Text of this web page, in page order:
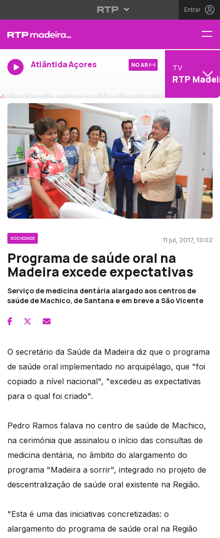
Entrar
Atlântida Açores NO AR TV
RTP
SOCIEDADE 11 jul, 2017, 13:02
Programa de saúde oral na
Madeira excede expectativas
Serviço de medicina dentária alargado aos centros de
saúde de Machico, de Santana e em breve a São Vicente
O secretário da Saúde da Madeira diz que o programa
de saúde oral implementado no arquipélago, que "foi
copiado a nível nacional", "excedeu as expectativas
para o qual foi criado".
Pedro Ramos falava no centro de saúde de Machico,
na cerimónia que assinalou o início das consultas de
medicina dentária, no âmbito do alargamento do
programa "Madeira a sorrir", integrado no projeto de
descentralização de saúde oral existente na Região.
"Esta é uma das iniciativas concretizadas: o
alargamento do programa de saúde oral na Região